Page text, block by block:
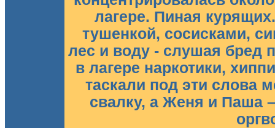
лагере. Пиная
тушенкой, сосисками,
лес и воду - слушая бред
в лагере наркотики,
таскали под эти слова
свалку, а Женя и Паша